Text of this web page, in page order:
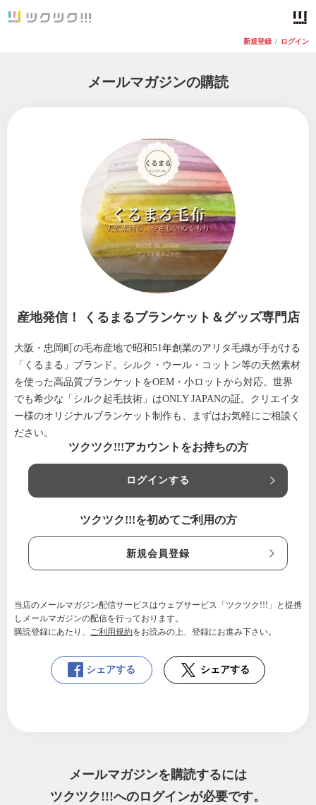
新規登録 / ログイン
メールマガジンの購読
産地発信！ くるまるブランケット＆グッズ専門店
大阪・忠岡町の毛布産地で昭和51年創業のアリタ毛織が手がける
「くるまる」ブランド。シルク・ウール・コットン等の天然素材
を使った高品質ブランケットをOEM・小ロットから対応。世界
でも希少な「シルク起毛技術」はONLY JAPANの証。クリエイタ
ー様のオリジナルブランケット制作も、まずはお気軽にご相談く
ださい。
ツクツク!!!アカウントをお持ちの方
ログインする
ツクツク!!!を初めてご利用の方
新規会員登録
当店のメールマガジン配信サービスはウェブサービス「ツクツク!!!」と提携
しメールマガジンの配信を行っております。
購読登録にあたり、 ご利用規約をお読みの上、登録にお進み下さい。
シェアする シェアする
メールマガジンを購読するには
ツクツク!!!へのログインが必要です。